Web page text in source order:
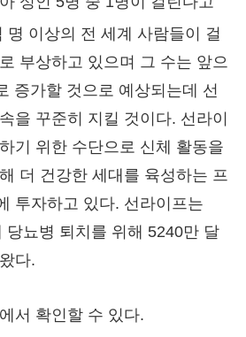
명 이상의 전 세계 사람들이 걸
부상하고 있으며 그 수는 앞으
증가할 것으로 예상되는데 선
을 꾸준히 지킬 것이다. 선라이
기 위한 수단으로 신체 활동을
더 건강한 세대를 육성하는 프
투자하고 있다. 선라이프는
당뇨병 퇴치를 위해 5240만 달
다.
에서 확인할 수 있다.